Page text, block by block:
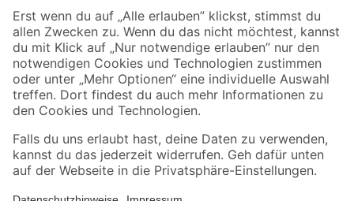
Sicher einkaufen
Jetzt die toom-App herunterladen
Alle Preisangaben in EUR inkl. gesetzl. MwSt.. Die dargestellten Angebote sind unter
Umständen nicht in allen Märkten verfügbar. Die angegebenen Verfügbarkeiten beziehen
Produkte nur solange der Vorrat reicht.